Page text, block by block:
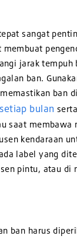
sangat
membuat
jarak tempuh
ban.
ban
bulan
saat membawa
kendaraan
label yang
pintu, atau di
ban harus